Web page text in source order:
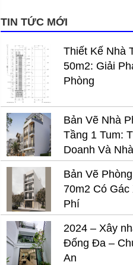
TIN TỨC MỚI
Thiết Kế Nhà
50m2: Giải
Phòng
Bản Vẽ Nhà
Tầng 1 Tum:
Doanh Và
Bản Vẽ
70m2 Có
Phí
2024 – Xây
Đống Đa –
An